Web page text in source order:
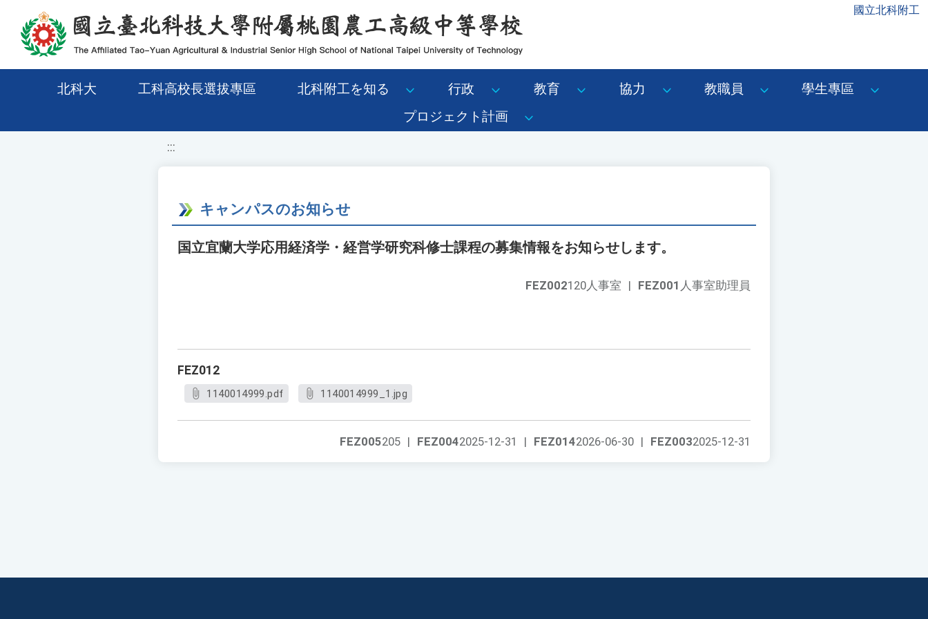
移至網頁之主要內容區位置 國立北科附工
北科大 工科高校長選拔專區 北科附工を知る 行政 教育 協力 教職員
學生專區
プロジェクト計画
:::
キャンパスのお知らせ
国立宜蘭大学応用経済学・経営学研究科修士課程の募集情報をお知らせします。
FEZ001 人事室助理員
FEZ002120人事室 |
FEZ012
1140014999.pdf 1140014999_1.jpg
FEZ0032025-12-31
FEZ0142026-06-30 |
FEZ0042025-12-31 |
FEZ005205 |